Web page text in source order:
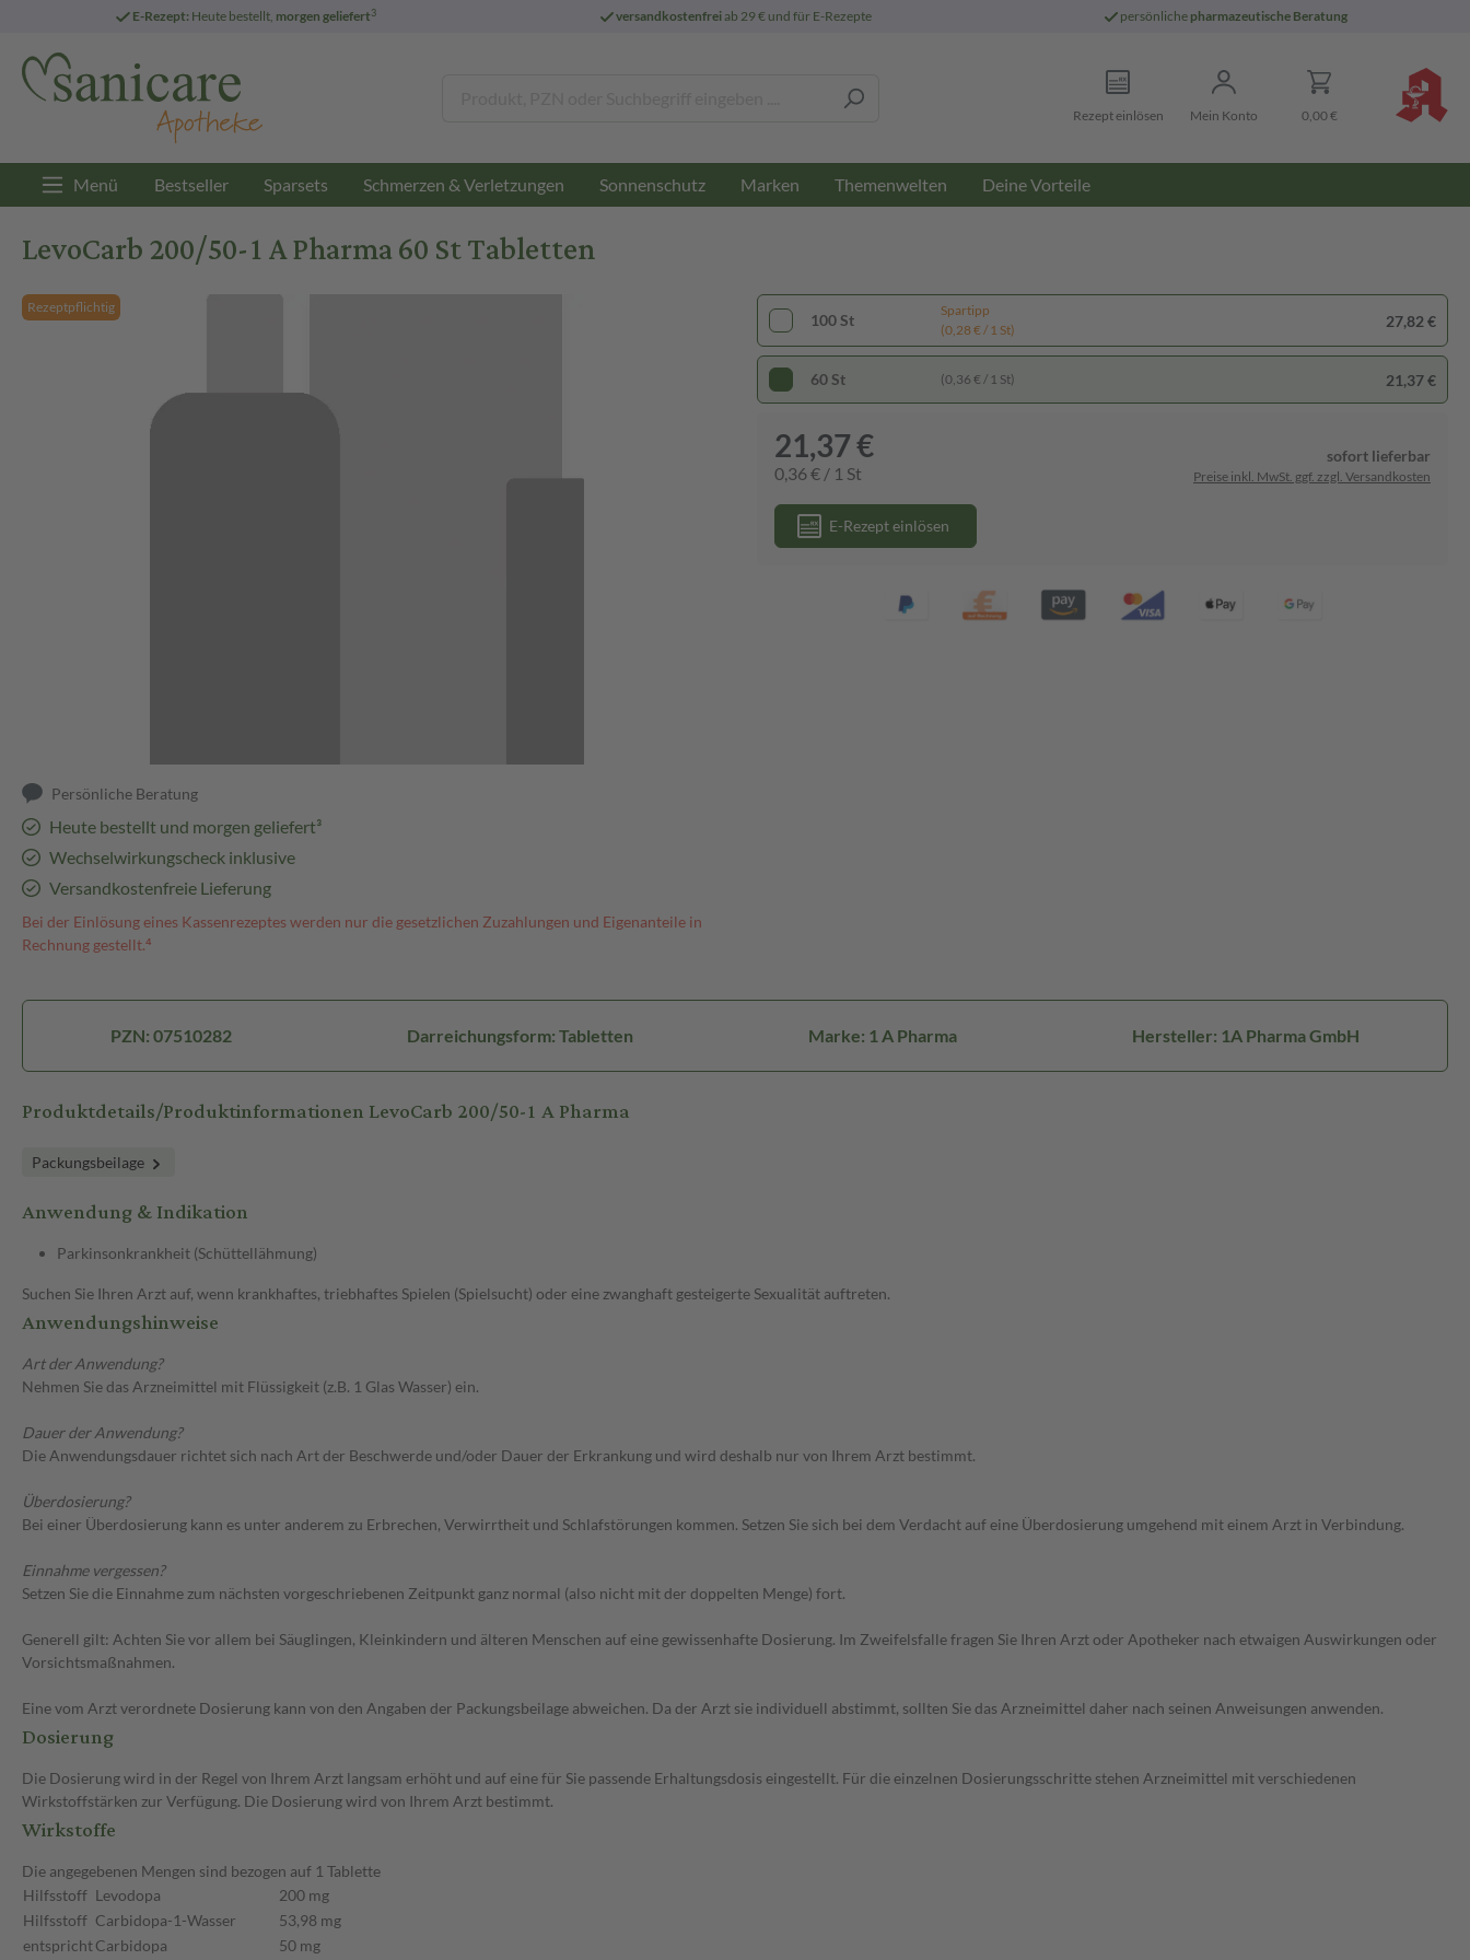
E-Rezept: Heute bestellt, morgen geliefert3 versandkostenfreiab 29 € und für E-Rezepte persönliche pharmazeutische Beratung
Rezept einlösen Mein Konto 0,00 €
Menü Bestseller Sparsets Schmerzen & Verletzungen Sonnenschutz Marken Themenwelten Deine Vorteile
LevoCarb 200/50-1 A Pharma 60 St Tabletten
Rezeptpflichtig
Persönliche Beratung
Heute bestellt und morgen geliefert³
Wechselwirkungscheck inklusive
Versandkostenfreie Lieferung
Bei der Einlösung eines Kassenrezeptes werden nur die gesetzlichen Zuzahlungen und Eigenanteile in
Rechnung gestellt.⁴
100 St
Spartipp
(0,28 € / 1 St)
27,82 €
60 St (0,36 € / 1 St) 21,37 €
21,37 €
0,36 € / 1 St
sofort lieferbar
Preise inkl. MwSt. ggf. zzgl. Versandkosten
E-Rezept einlösen
PZN: 07510282 Darreichungsform: Tabletten Marke: 1 A Pharma Hersteller: 1A Pharma GmbH
Produktdetails/Produktinformationen LevoCarb 200/50-1 A Pharma
Packungsbeilage
Anwendung & Indikation
Parkinsonkrankheit (Schüttellähmung)
Suchen Sie Ihren Arzt auf, wenn krankhaftes, triebhaftes Spielen (Spielsucht) oder eine zwanghaft gesteigerte Sexualität auftreten.
Anwendungshinweise
Art der Anwendung?
Nehmen Sie das Arzneimittel mit Flüssigkeit (z.B. 1 Glas Wasser) ein.
Dauer der Anwendung?
Die Anwendungsdauer richtet sich nach Art der Beschwerde und/oder Dauer der Erkrankung und wird deshalb nur von Ihrem Arzt bestimmt.
Überdosierung?
Bei einer Überdosierung kann es unter anderem zu Erbrechen, Verwirrtheit und Schlafstörungen kommen. Setzen Sie sich bei dem Verdacht auf eine Überdosierung umgehend mit einem Arzt in Verbindung.
Einnahme vergessen?
Setzen Sie die Einnahme zum nächsten vorgeschriebenen Zeitpunkt ganz normal (also nicht mit der doppelten Menge) fort.
Generell gilt: Achten Sie vor allem bei Säuglingen, Kleinkindern und älteren Menschen auf eine gewissenhafte Dosierung. Im Zweifelsfalle fragen Sie Ihren Arzt oder Apotheker nach etwaigen Auswirkungen oder
Vorsichtsmaßnahmen.
Eine vom Arzt verordnete Dosierung kann von den Angaben der Packungsbeilage abweichen. Da der Arzt sie individuell abstimmt, sollten Sie das Arzneimittel daher nach seinen Anweisungen anwenden.
Dosierung
Die Dosierung wird in der Regel von Ihrem Arzt langsam erhöht und auf eine für Sie passende Erhaltungsdosis eingestellt. Für die einzelnen Dosierungsschritte stehen Arzneimittel mit verschiedenen
Wirkstoffstärken zur Verfügung. Die Dosierung wird von Ihrem Arzt bestimmt.
Wirkstoffe
Die angegebenen Mengen sind bezogen auf 1 Tablette
Hilfsstoff Levodopa
200 mg
Hilfsstoff Carbidopa-1-Wasser
53,98 mg
entsprichtCarbidopa 50 mg